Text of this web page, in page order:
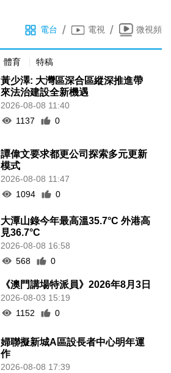
電台 / 電視 / 微視頻
體育 特稿
黃少澤: 大灣區深合區縱深推進帶
來法治建設全新機遇
2026-08-08 11:40
1137
0
譚偉文要求都更公司探索多元更新
模式
2026-08-08 11:47
1094
0
大潭山錄今年最高溫35.7°C 外港高
見36.7°C
2026-08-08 16:58
568
0
《澳門講場特派員》2026年8月3日
2026-08-03 15:19
1152
0
婦聯擬新城A區設長者中心明年運
作
2026-08-08 17:39